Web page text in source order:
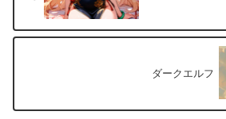
ダークエルフ